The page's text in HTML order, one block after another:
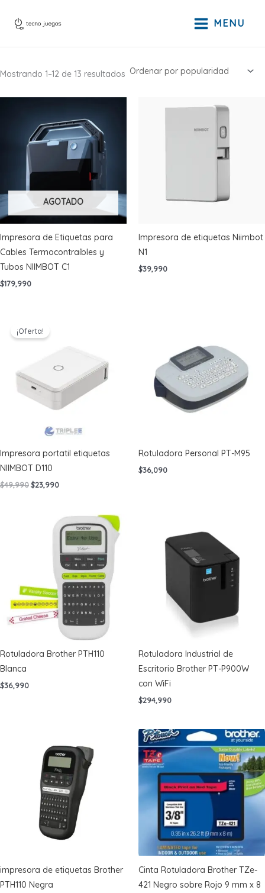
MENU
Mostrando 1–12 de 13 resultados Ordenado
AGOTADO
Impresora de Etiquetas para
Cables Termocontraíbles y
Tubos NIIMBOT C1
$179,990
Impresora de etiquetas Niimbot
N1
$39,990
¡Oferta!
Impresora portatil etiquetas
NIIMBOT D110
$49,990El
$49,990.
$23,990El
$23,990.
Rotuladora Personal PT-M95
$36,090
Rotuladora Brother PTH110
Blanca
$36,990
Rotuladora Industrial de
Escritorio Brother PT-P900W
con WiFi
$294,990
impresora de etiquetas Brother
PTH110 Negra
Cinta Rotuladora Brother TZe-
421 Negro sobre Rojo 9 mm x 8